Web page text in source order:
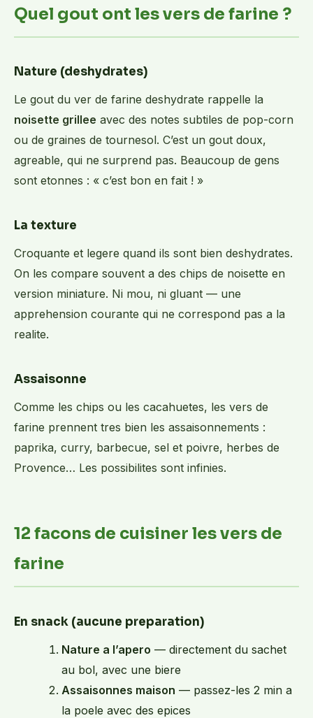
Quel gout ont les vers de farine ?
Nature (deshydrates)
Le gout du ver de farine deshydrate rappelle la
noisette grillee avec des notes subtiles de pop-corn
ou de graines de tournesol. C’est un gout doux,
agreable, qui ne surprend pas. Beaucoup de gens
sont etonnes : « c’est bon en fait ! »
La texture
Croquante et legere quand ils sont bien deshydrates.
On les compare souvent a des chips de noisette en
version miniature. Ni mou, ni gluant — une
apprehension courante qui ne correspond pas a la
realite.
Assaisonne
Comme les chips ou les cacahuetes, les vers de
farine prennent tres bien les assaisonnements :
paprika, curry, barbecue, sel et poivre, herbes de
Provence… Les possibilites sont infinies.
12 facons de cuisiner les vers de
farine
En snack (aucune preparation)
Nature a l’apero — directement du sachet
au bol, avec une biere
Assaisonnes maison — passez-les 2 min a
la poele avec des epices